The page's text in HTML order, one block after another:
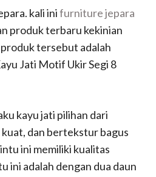
kali inifurniture jepara
produk terbaru kekinian
tersebut adalah
Jati Motif Ukir Segi 8
kayu jati pilihan dari
dan bertekstur bagus
ini memiliki kualitas
ini adalah dengan dua daun